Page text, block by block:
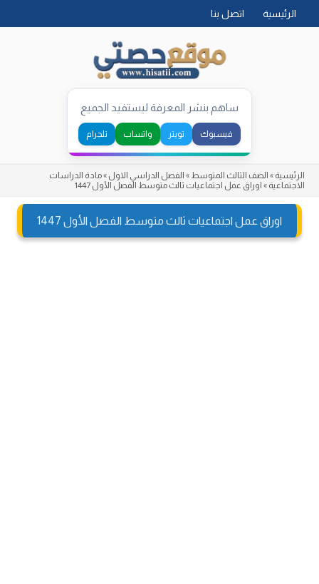
الرئيسية اتصل بنا
ساهم بنشر المعرفة ليستفيد الجميع
فيسبوك تويتر واتساب تلجرام
الرئيسية » الصف الثالث المتوسط » الفصل الدراسي الاول »مادة الدراسات
الاجتماعية » اوراق عمل اجتماعيات ثالث متوسط الفصل الأول 1447
اوراق عمل اجتماعيات ثالث متوسط الفصل الأول 1447